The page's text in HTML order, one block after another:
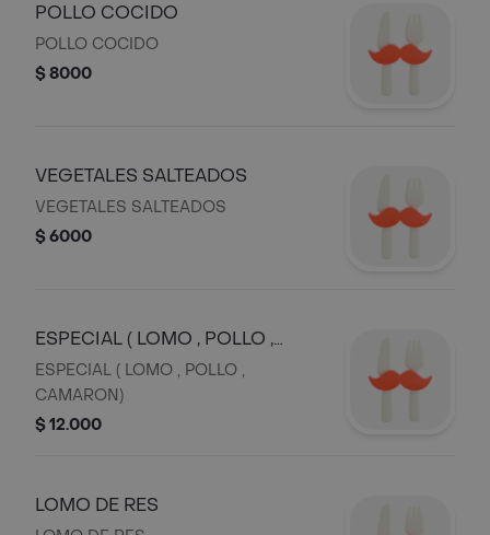
POLLO COCIDO
POLLO COCIDO
$ 8000
VEGETALES SALTEADOS
VEGETALES SALTEADOS
$ 6000
ESPECIAL ( LOMO , POLLO ,
CAMARON)
ESPECIAL ( LOMO , POLLO ,
CAMARON)
$ 12.000
LOMO DE RES